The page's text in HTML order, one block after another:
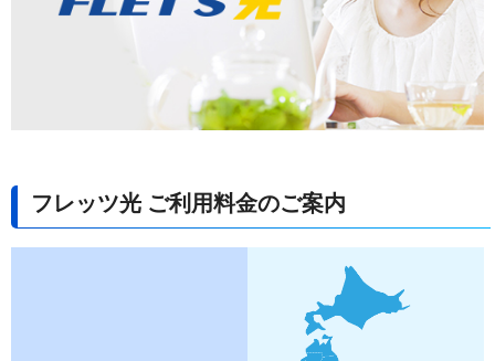
フレッツ光 ご利用料金のご案内